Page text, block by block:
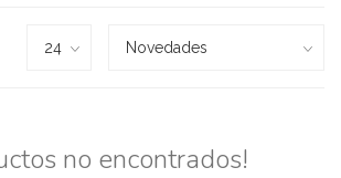
no encontrados!